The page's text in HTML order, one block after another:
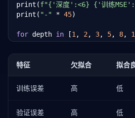
print(f"{'深度':<6} {'训练
print( "-" * 45)
for depth in [1 , 2 , 3, 5, 8,
model =
model.fit(x_train,
test_pred =
test_mse =
特征 欠拟合 拟合
训练误差 高 低
验证误差 高 低